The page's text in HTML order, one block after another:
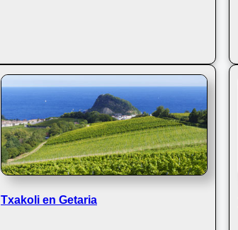
Txakoli en Getaria